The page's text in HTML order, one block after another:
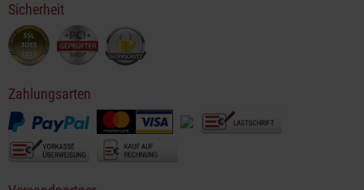
Sicherheit
Zahlungsarten